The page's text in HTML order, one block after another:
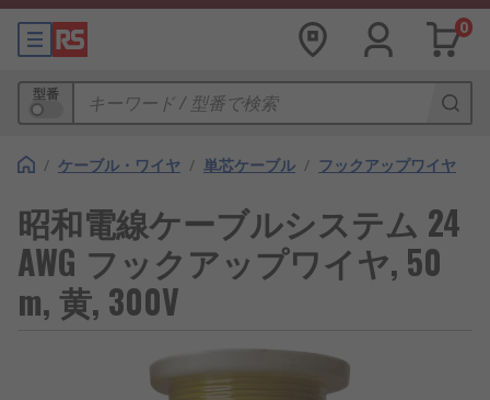
0
型番
/ ケーブル・ワイヤ / 単芯ケーブル / フックアップワイヤ
昭和電線ケーブルシステム 24
AWG フックアップワイヤ, 50
m, 黄, 300V